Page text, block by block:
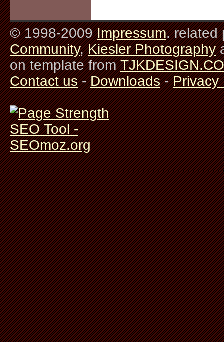
© 1998-2009Impressum. related
Community,Kiesler Photography
on template from
Contact us-Downloads-Privacy